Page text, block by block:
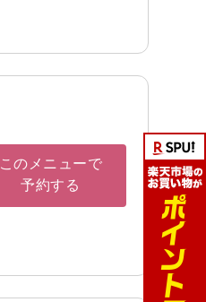
このメニューで
予約する